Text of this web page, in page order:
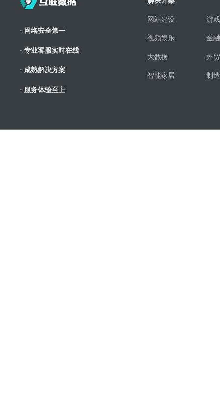
· 网络安全第一
· 专业客服实时在线
· 成熟解决方案
· 服务体验至上
网站建设 游
视频娱乐 金
大数据 外
智能家居 制